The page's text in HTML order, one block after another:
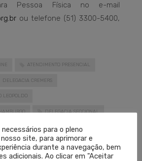
Pessoa Física no e-mail
ou telefone (51) 3300-5400,
ATENDIMENTO PRESENCIAL
DELEGACIA CREMERS
LEOPOLDO
DELEGACIA SECCIONAL
LEIA MAIS
para o pleno
site, para aprimorar e
durante a navegação, bem
adicionais. Ao clicar em "Aceitar